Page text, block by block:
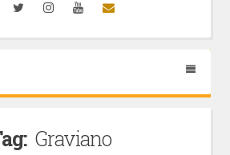
TwitterInstagramYouTubeEmail
Graviano